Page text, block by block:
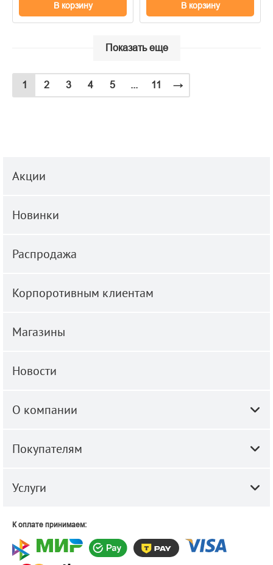
В корзину В корзину
Показать еще
1 2 3 4 5 ... 11 →
Акции
Новинки
Распродажа
Корпоротивным клиентам
Магазины
Новости
О компании
Покупателям
Услуги
К оплате принимаем: